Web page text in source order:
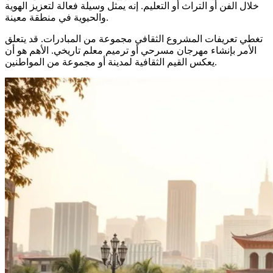
خلال الفن أو التراث أو التعليم. إنه يمثل وسيلة فعالة لتعزيز الهوية
والحيوية في منطقة معينة.
تغطي تعريفات المشروع الثقافي مجموعة من المبادرات. قد يتعلق
الأمر بإنشاء مهرجان مسرحي أو ترميم معلم تاريخي. الأهم هو أن
يعكس القيم الثقافية لمدينة أو مجموعة من المواطنين.